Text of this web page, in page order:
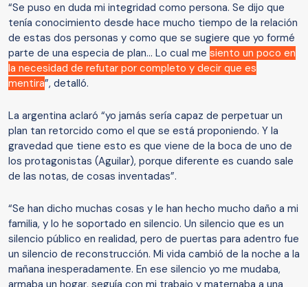
“Se puso en duda mi integridad como persona. Se dijo que
tenía conocimiento desde hace mucho tiempo de la relación
de estas dos personas y como que se sugiere que yo formé
parte de una especia de plan… Lo cual me siento un poco en
la necesidad de refutar por completo y decir que es
mentira”, detalló.
La argentina aclaró “yo jamás sería capaz de perpetuar un
plan tan retorcido como el que se está proponiendo. Y la
gravedad que tiene esto es que viene de la boca de uno de
los protagonistas (Aguilar), porque diferente es cuando sale
de las notas, de cosas inventadas”.
“Se han dicho muchas cosas y le han hecho mucho daño a mi
familia, y lo he soportado en silencio. Un silencio que es un
silencio público en realidad, pero de puertas para adentro fue
un silencio de reconstrucción. Mi vida cambió de la noche a la
mañana inesperadamente. En ese silencio yo me mudaba,